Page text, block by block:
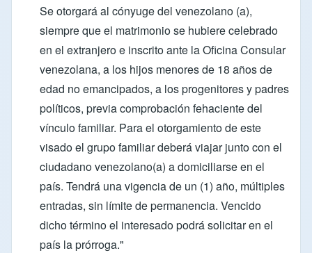
Se otorgará al cónyuge del venezolano (a),
siempre que el matrimonio se hubiere celebrado
en el extranjero e inscrito ante la Oficina Consular
venezolana, a los hijos menores de 18 años de
edad no emancipados, a los progenitores y padres
políticos, previa comprobación fehaciente del
vínculo familiar. Para el otorgamiento de este
visado el grupo familiar deberá viajar junto con el
ciudadano venezolano(a) a domiciliarse en el
país. Tendrá una vigencia de un (1) año, múltiples
entradas, sin límite de permanencia. Vencido
dicho término el interesado podrá solicitar en el
país la prórroga."